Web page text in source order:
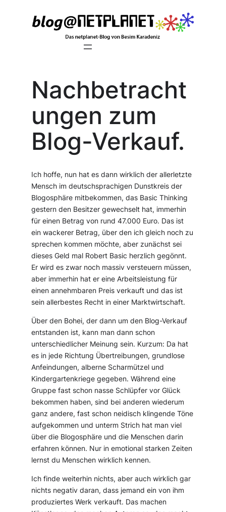
Nachbetracht
ungen zum
Blog-Verkauf.
Ich hoffe, nun hat es dann wirklich der allerletzte
Mensch im deutschsprachigen Dunstkreis der
Blogosphäre mitbekommen, das Basic Thinking
gestern den Besitzer gewechselt hat, immerhin
für einen Betrag von rund 47.000 Euro. Das ist
ein wackerer Betrag, über den ich gleich noch zu
sprechen kommen möchte, aber zunächst sei
dieses Geld mal Robert Basic herzlich gegönnt.
Er wird es zwar noch massiv versteuern müssen,
aber immerhin hat er eine Arbeitsleistung für
einen annehmbaren Preis verkauft und das ist
sein allerbestes Recht in einer Marktwirtschaft.
Über den Bohei, der dann um den Blog-Verkauf
entstanden ist, kann man dann schon
unterschiedlicher Meinung sein. Kurzum: Da hat
es in jede Richtung Übertreibungen, grundlose
Anfeindungen, alberne Scharmützel und
Kindergartenkriege gegeben. Während eine
Gruppe fast schon nasse Schlüpfer vor Glück
bekommen haben, sind bei anderen wiederum
ganz andere, fast schon neidisch klingende Töne
aufgekommen und unterm Strich hat man viel
über die Blogosphäre und die Menschen darin
erfahren können. Nur in emotional starken Zeiten
lernst du Menschen wirklich kennen.
Ich finde weiterhin nichts, aber auch wirklich gar
nichts negativ daran, dass jemand ein von ihm
produziertes Werk verkauft. Das machen